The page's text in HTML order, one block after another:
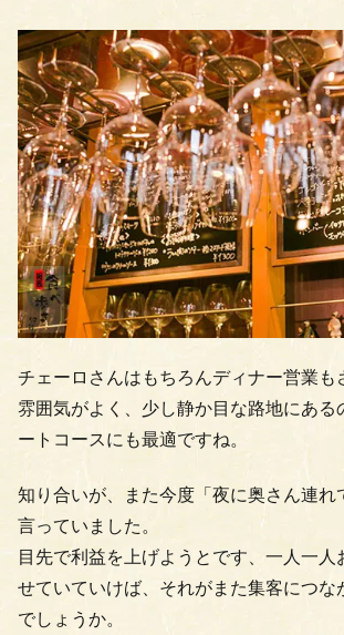
チェーロさんはもちろんディナー営業も
雰囲気がよく、少し静か目な路地にある
ートコースにも最適ですね。
知り合いが、また今度「夜に奥さん連れ
言っていました。
目先で利益を上げようとです、一人一人
せていていけば、それがまた集客につな
でしょうか。